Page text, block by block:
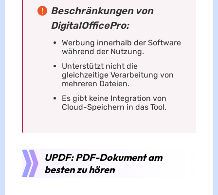
Beschränkungen von
DigitalOfficePro:
Werbung innerhalb der Software
während der Nutzung.
Unterstützt nicht die
gleichzeitige Verarbeitung von
mehreren Dateien.
Es gibt keine Integration von
Cloud-Speichern in das Tool.
UPDF: PDF-Dokument am
besten zu hören